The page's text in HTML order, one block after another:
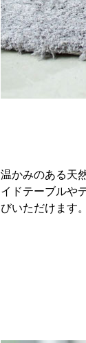
温かみのある天
イドテーブルや
びいただけます。